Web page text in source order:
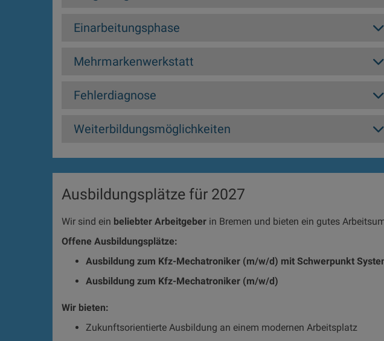
Einarbeitungsphase
Mehrmarkenwerkstatt
Fehlerdiagnose
Weiterbildungsmöglichkeiten
Ausbildungsplätze für 2027
Wir sind ein beliebter Arbeitgeber in Bremen und bieten ein gutes
Offene Ausbildungsplätze:
Ausbildung zum Kfz-Mechatroniker (m/w/d) mit Schwerpunkt
Ausbildung zum Kfz-Mechatroniker (m/w/d)
Wir bieten:
Zukunftsorientierte Ausbildung an einem modernen Arbeitsplatz